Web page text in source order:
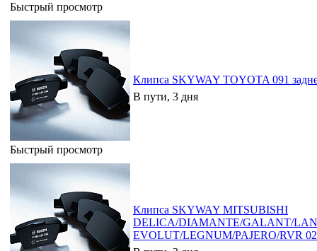
Быстрый просмотр
Быстрый просмотр
Клипса SKYWAY TOYOTA 091
В пути, 3 дня
Клипса SKYWAY MITSUBISHI
DELICA/DIAMANTE/GALANT/
EVOLUT/LEGNUM/PAJERO/RVR